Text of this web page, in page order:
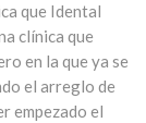
que Idental
clínica que
en la que ya se
el arreglo de
empezado el